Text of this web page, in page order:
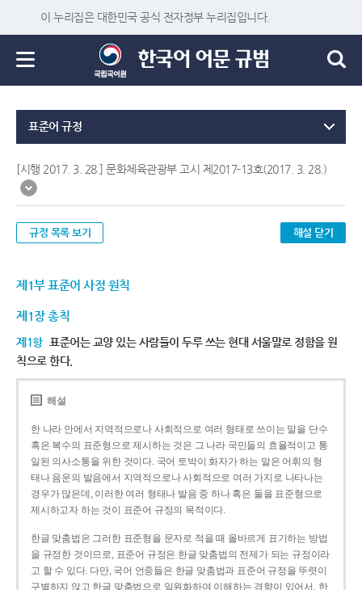
이 누리집은 대한민국 공식 전자정부 누리집입니다.
표준어 규정
[시행 2017. 3. 28.] 문화체육관광부 고시 제2017-13호(2017. 3. 28.)
규정 목록 보기 해설 닫기
제1부 표준어 사정 원칙
제1장 총칙
제1항 표준어는 교양 있는 사람들이 두루 쓰는 현대 서울말로 정함을 원
칙으로 한다.
해설
한 나라 안에서 지역적으로나 사회적으로 여러 형태로 쓰이는 말을 단수
혹은 복수의 표준형으로 제시하는 것은 그 나라 국민들의 효율적이고 통
일된 의사소통을 위한 것이다. 국어 토박이 화자가 하는 말은 어휘의 형
태나 음운의 발음에서 지역적으로나 사회적으로 여러 가지로 나타나는
경우가 많은데, 이러한 여러 형태나 발음 중 하나 혹은 둘을 표준형으로
제시하고자 하는 것이 표준어 규정의 목적이다.
한글 맞춤법은 그러한 표준형을 문자로 적을 때 올바르게 표기하는 방법
을 규정한 것이므로, 표준어 규정은 한글 맞춤법의 전제가 되는 규정이라
고 할 수 있다. 다만, 국어 언중들은 한글 맞춤법과 표준어 규정을 뚜렷이
구별하지 않고 한글 맞춤법으로 일원화하여 이해하는 경향이 있어서, 한